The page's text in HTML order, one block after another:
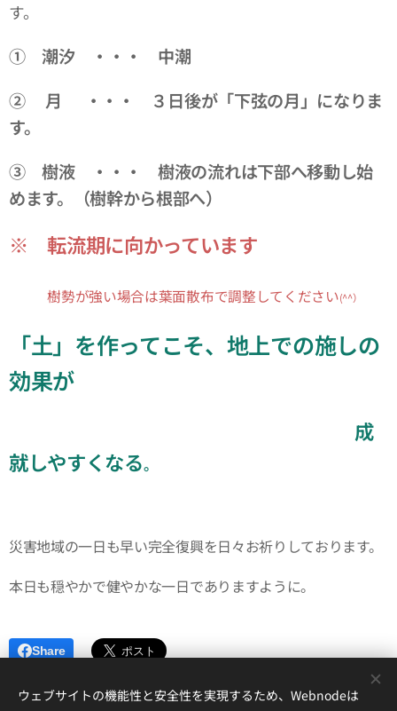
す。
① 潮汐 ・・・ 中潮
② 月 ・・・ ３日後が「下弦の月」になりま
す。
③ 樹液 ・・・ 樹液の流れは下部へ移動し始
めます。（樹幹から根部へ）
※ 転流期に向かっています
樹勢が強い場合は葉面散布で調整してください(^^）
「土」を作ってこそ、地上での施しの
効果が
成
就しやすくなる。
災害地域の一日も早い完全復興を日々お祈りしております。
本日も穏やかで健やかな一日でありますように。
Share
ウェブサイトの機能性と安全性を実現するため、Webnodeは